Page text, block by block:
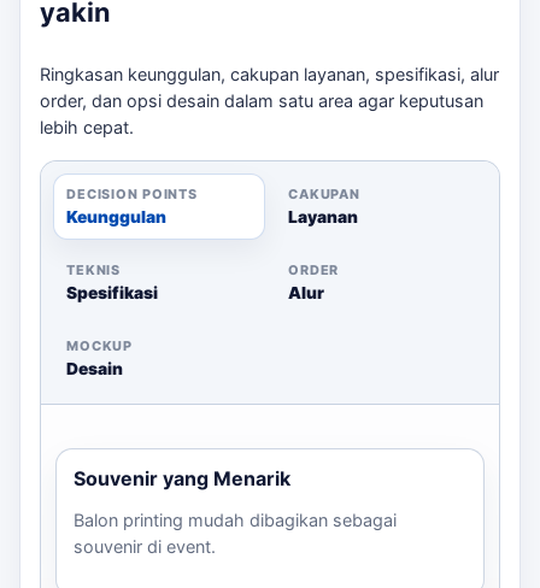
Dengan mempersiapkan semua ini, Anda akan
Untuk memulai, kirimkan brief Anda melalui WhatsApp
dan dapatkan estimasi harga yang sesuai dengan
kebutuhan Anda. Untuk konteks tambahan,
masih relevan tanpa mengalihkan fokus dari kebutuhan
utama.
yakin
Ringkasan keunggulan, cakupan layanan, spesifikasi, alur
order, dan opsi desain dalam satu area agar keputusan
lebih cepat.
DECISION POINTS
Keunggulan
CAKUPAN
Layanan
TEKNIS
Spesifikasi
ORDER
Alur
MOCKUP
Desain
Souvenir yang Menarik
Balon printing mudah dibagikan sebagai
souvenir di event.